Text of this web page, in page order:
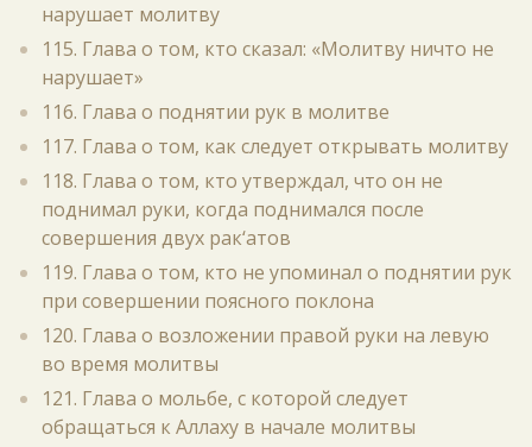
нарушает молитву
115. Глава о том, кто сказал: «Молитву ничто не
нарушает»
116. Глава о поднятии рук в молитве
117. Глава о том, как следует открывать молитву
118. Глава о том, кто утверждал, что он не
поднимал руки, когда поднимался после
совершения двух рак‘атов
119. Глава о том, кто не упоминал о поднятии рук
при совершении поясного поклона
120. Глава о возложении правой руки на левую
во время молитвы
121. Глава о мольбе, с которой следует
обращаться к Аллаху в начале молитвы